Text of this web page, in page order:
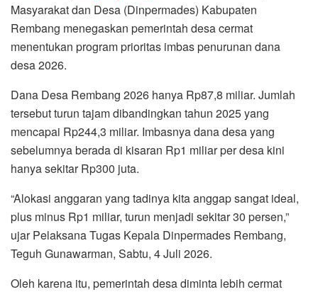
Masyarakat dan Desa (Dinpermades) Kabupaten
Rembang menegaskan pemerintah desa cermat
menentukan program prioritas imbas penurunan dana
desa 2026.
Dana Desa Rembang 2026 hanya Rp87,8 miliar. Jumlah
tersebut turun tajam dibandingkan tahun 2025 yang
mencapai Rp244,3 miliar. Imbasnya dana desa yang
sebelumnya berada di kisaran Rp1 miliar per desa kini
hanya sekitar Rp300 juta.
“Alokasi anggaran yang tadinya kita anggap sangat ideal,
plus minus Rp1 miliar, turun menjadi sekitar 30 persen,”
ujar Pelaksana Tugas Kepala Dinpermades Rembang,
Teguh Gunawarman, Sabtu, 4 Juli 2026.
Oleh karena itu, pemerintah desa diminta lebih cermat